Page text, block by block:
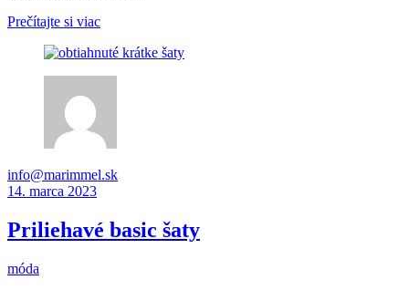
Prečítajte si viac
info@marimmel.sk
14. marca 2023
Priliehavé basic šaty
móda